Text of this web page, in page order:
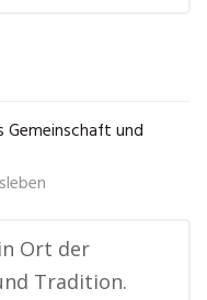
Gemeinschaft und
Ort der
Tradition.